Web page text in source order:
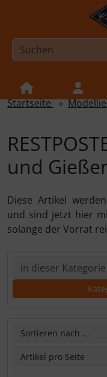
Sprungnavigation
Springe zur
Springe zum Login-
Springe zum
Springe zu den
Startseite
und
Diese Artikel
und sind jetzt hier
solange der Vorrat